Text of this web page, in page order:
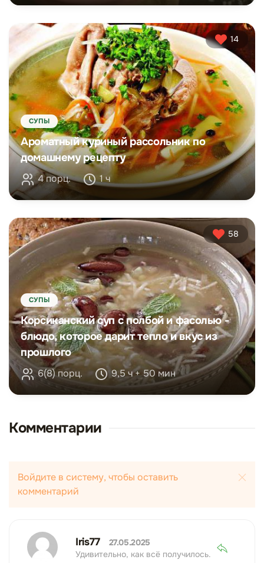
14
СУПЫ
Ароматный куриный рассольник по
домашнему рецепту
4 порц. 1 ч
58
СУПЫ
Корсиканский суп с полбой и фасолью -
блюдо, которое дарит тепло и вкус из
прошлого
6(8) порц. 9,5 ч + 50 мин
Комментарии
Войдите в систему, чтобы оставить
комментарий
Iris77
27.05.2025
Удивительно, как всё получилось.